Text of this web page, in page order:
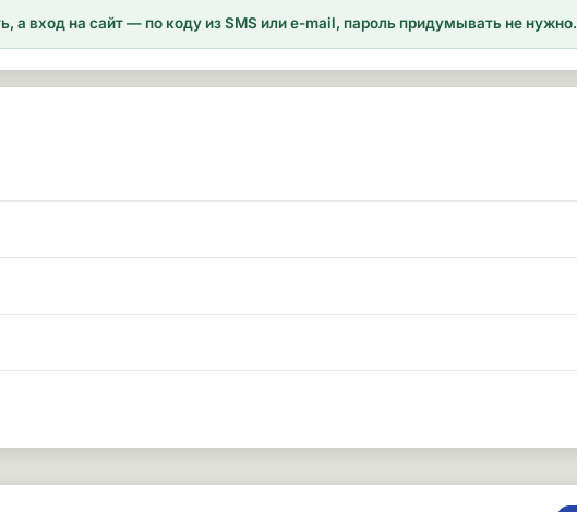
а вход на сайт — по коду из SMS или e-mail, пароль придумывать не нужно.